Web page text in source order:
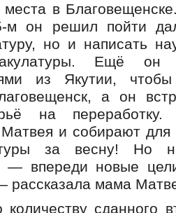
в
м он решил пойти
но и написать
Ещё он
из Якутии,
а он
на
и собирают для
за весну! Но
— впереди новые
рассказала мама
сданного